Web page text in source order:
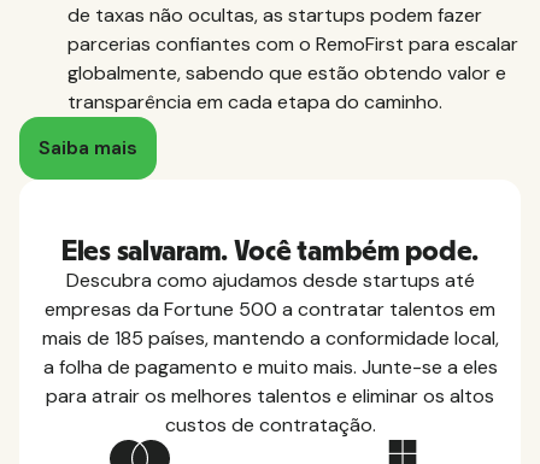
de taxas não ocultas, as startups podem fazer
parcerias confiantes com o RemoFirst para escalar
globalmente, sabendo que estão obtendo valor e
transparência em cada etapa do caminho.
Saiba mais
Eles salvaram. Você também pode.
Descubra como ajudamos desde startups até
empresas da Fortune 500 a contratar talentos em
mais de 185 países, mantendo a conformidade local,
a folha de pagamento e muito mais. Junte-se a eles
para atrair os melhores talentos e eliminar os altos
custos de contratação.